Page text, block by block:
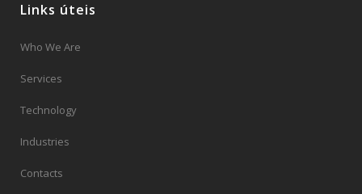
Links úteis
Who We Are
Services
Technology
Industries
Contacts